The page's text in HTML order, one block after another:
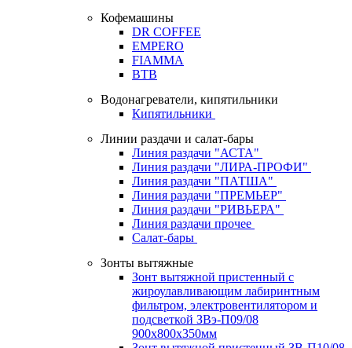
Кофемашины
DR COFFEE
EMPERO
FIAMMA
BTB
Водонагреватели, кипятильники
Кипятильники
Линии раздачи и салат-бары
Линия раздачи "АСТА"
Линия раздачи "ЛИРА-ПРОФИ"
Линия раздачи "ПАТША"
Линия раздачи "ПРЕМЬЕР"
Линия раздачи "РИВЬЕРА"
Линия раздачи прочее
Салат-бары
Зонты вытяжные
Зонт вытяжной пристенный с
жироулавливающим лабиринтным
фильтром, электровентилятором и
подсветкой ЗВэ-П09/08
900х800х350мм